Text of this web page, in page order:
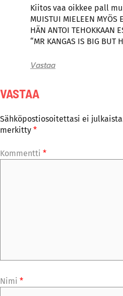
Kiitos vaa oikkee pall
MUISTUI MIELEEN MYÖS
HÄN ANTOI TEHOKKAAN
“MR KANGAS IS BIG BUT
Vastaa
VASTAA
Sähköpostiosoitettasi ei
merkitty *
Kommentti *
Nimi *